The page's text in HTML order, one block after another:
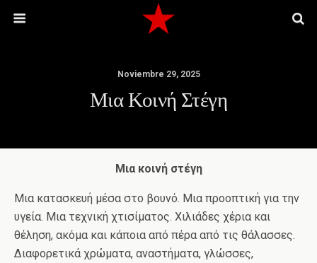
Noviembre 29, 2025
Μια Κοινή Στέγη
Μια κοινή στέγη
Μια κατασκευή μέσα στο βουνό. Μια προοπτική για την
υγεία. Μια τεχνική χτισίματος. Χιλιάδες χέρια και
θέληση, ακόμα και κάποια από πέρα από τις θάλασσες.
Διαφορετικά χρώματα, αναστήματα, γλώσσες,